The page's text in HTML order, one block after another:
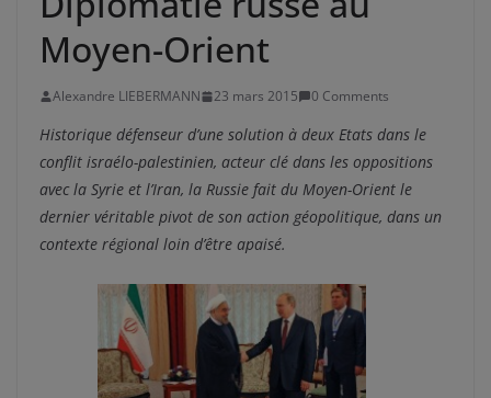
Moyen-Orient
Alexandre LIEBERMANN 23 mars 2015 0 Comments
Historique défenseur d’une solution à deux Etats dans le
conflit israélo-palestinien, acteur clé dans les oppositions
avec la Syrie et l’Iran, la Russie fait du Moyen-Orient le
dernier véritable pivot de son action géopolitique, dans un
contexte régional loin d’être apaisé.